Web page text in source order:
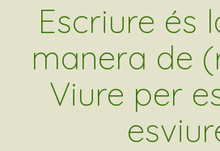
Escriure és
manera de
Viure per